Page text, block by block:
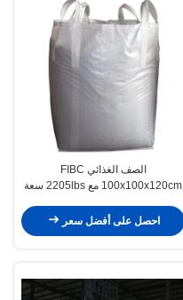
الصف الغذائي FIBC
100x100x120cm مع 2205lbs سعة
احصل على أفضل سعر